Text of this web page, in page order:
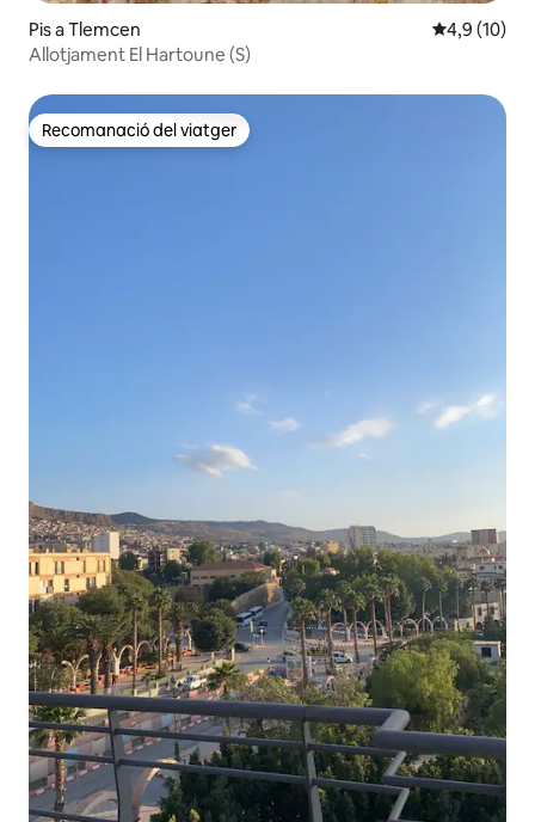
Pis a Tlemcen 4,9 de
4,9 (10)
Allotjament El Hartoune (S)
Recomanació del viatger
Recomanació del viatger